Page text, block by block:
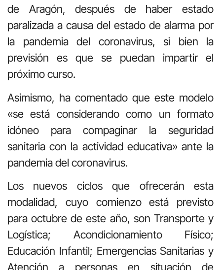
de Aragón, después de haber estado
paralizada a causa del estado de alarma por
la pandemia del coronavirus, si bien la
previsión es que se puedan impartir el
próximo curso.
Asimismo, ha comentado que este modelo
«se está considerando como un formato
idóneo para compaginar la seguridad
sanitaria con la actividad educativa» ante la
pandemia del coronavirus.
Los nuevos ciclos que ofrecerán esta
modalidad, cuyo comienzo está previsto
para octubre de este año, son Transporte y
Logística; Acondicionamiento Físico;
Educación Infantil; Emergencias Sanitarias y
Atención a personas en situación de